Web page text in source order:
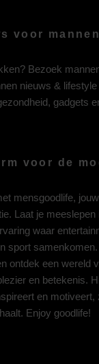
voor mannen
Bezoek
nieuws &
gadgets
voor de
mensgoodlife,
Laat je meeslepen
waar
sport
ontdek een wereld
en betekenis.
en motiveert,
Enjoy goodlife!